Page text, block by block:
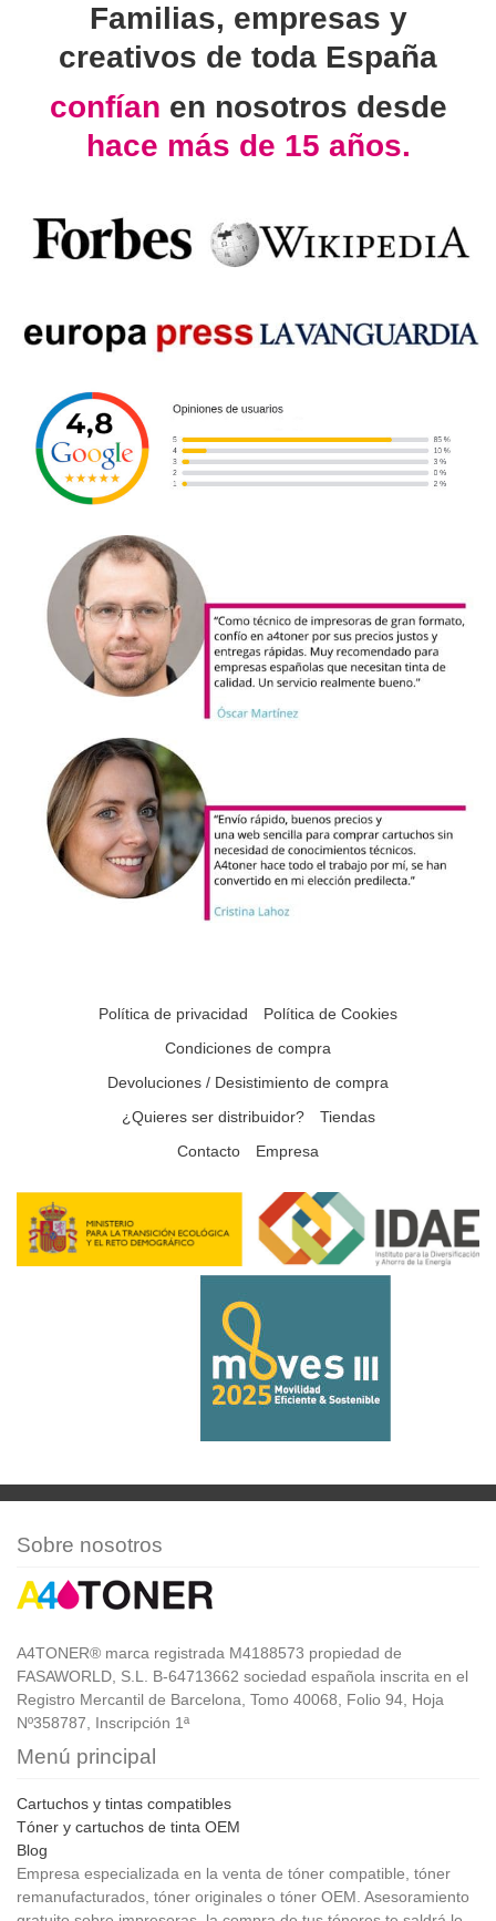
Familias, empresas y
creativos de toda España
confían en nosotros desde
hace más de 15 años.
Política de privacidad
Política de Cookies
Condiciones de compra
Devoluciones / Desistimiento de compra
¿Quieres ser distribuidor?
Tiendas
Contacto
Empresa
Sobre nosotros
A4TONER® marca registrada M4188573 propiedad de
FASAWORLD, S.L. B-64713662 sociedad española inscrita en el
Registro Mercantil de Barcelona, Tomo 40068, Folio 94, Hoja
Nº358787, Inscripción 1ª
Menú principal
Cartuchos y tintas compatibles
Tóner y cartuchos de tinta OEM
Blog
Empresa especializada en la venta de tóner compatible, tóner
remanufacturados, tóner originales o tóner OEM. Asesoramiento